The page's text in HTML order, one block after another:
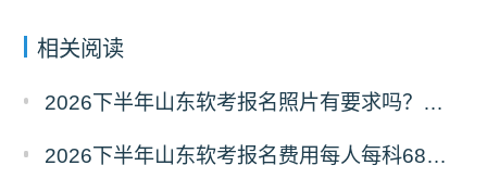
相关阅读
2026下半年山东软考报名照片有要求吗？必须为白色背景彩色证件照
2026下半年山东软考报名费用每人每科68元，报名缴费9月8日16:00截止